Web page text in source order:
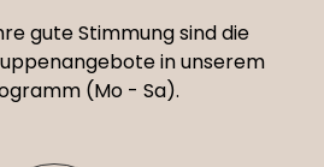
gute Stimmung sind die
in unserem
(Mo - Sa).